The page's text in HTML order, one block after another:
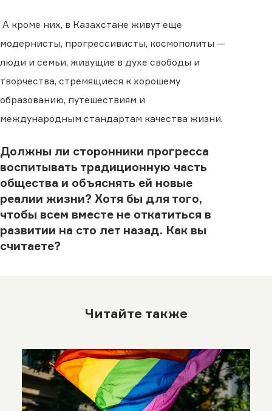
А кроме них, в Казахстане живут еще
модернисты, прогрессивисты, космополиты —
люди и семьи, живущие в духе свободы и
творчества, стремящиеся к хорошему
образованию, путешествиям и
международным стандартам качества жизни.
Должны ли сторонники прогресса
воспитывать традиционную часть
общества и объяснять ей новые
реалии жизни? Хотя бы для того,
чтобы всем вместе не откатиться в
развитии на сто лет назад. Как вы
считаете?
Читайте также